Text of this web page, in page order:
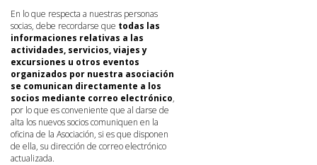
En lo que respecta a nuestras personas
socias, debe recordarse que todas las
informaciones relativas a las
actividades, servicios, viajes y
excursiones u otros eventos
organizados por nuestra asociación
se comunican directamente a los
socios mediante correo electrónico,
por lo que es conveniente que al darse de
alta los nuevos socios comuniquen en la
oficina de la Asociación, si es que disponen
de ella, su dirección de correo electrónico
actualizada.